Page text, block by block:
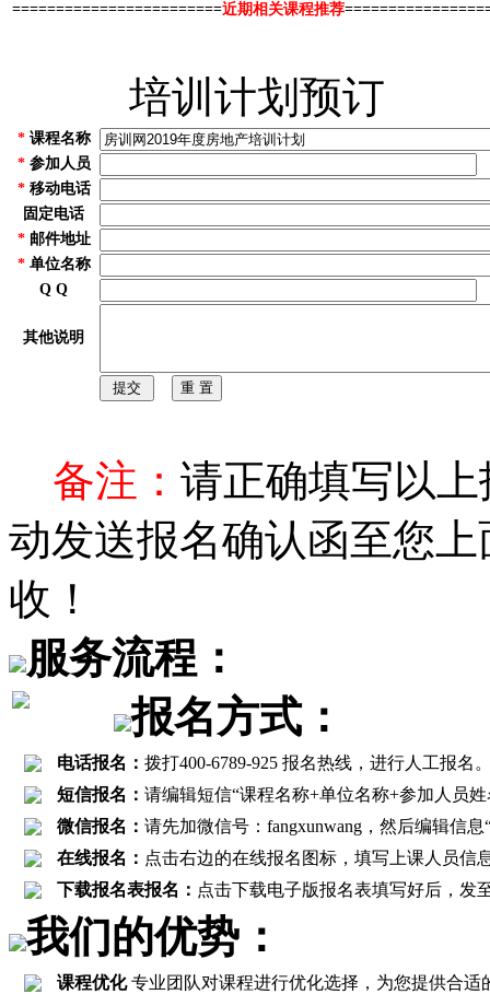
========================近期相关课程推荐
培训计划预订
*课程名称
*参加人员
*移动电话
固定电话
*邮件地址
*单位名称
Q Q
其他说明
备注： 请正确填写以
动发送报名确认函至您
收！
服务流程：
报名方式：
电话报名： 拨打400-6789-925 报名热线，进行人工报
短信报名： 请编辑短信“课程名称+单位名称+参加人员
微信报名： 请先加微信号：fangxunwang，然后编辑信
在线报名： 点击右边的在线报名图标，填写上课人员信
下载报名表报名： 点击下载电子版报名表填写好后，发
我们的优势：
课程优化专业团队对课程进行优化选择，为您提供合适